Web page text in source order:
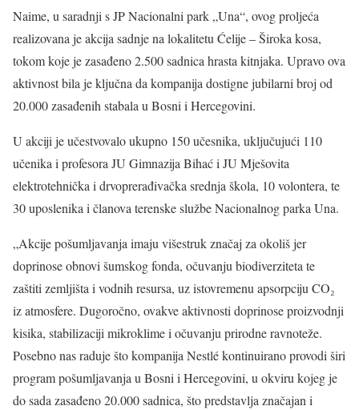
Naime, u saradnji s JP Nacionalni park „Una“, ovog proljeća
realizovana je akcija sadnje na lokalitetu Ćelije – Široka kosa,
tokom koje je zasađeno 2.500 sadnica hrasta kitnjaka. Upravo ova
aktivnost bila je ključna da kompanija dostigne jubilarni broj od
20.000 zasađenih stabala u Bosni i Hercegovini.
U akciji je učestvovalo ukupno 150 učesnika, uključujući 110
učenika i profesora JU Gimnazija Bihać i JU Mješovita
elektrotehnička i drvoprerađivačka srednja škola, 10 volontera, te
30 uposlenika i članova terenske službe Nacionalnog parka Una.
„Akcije pošumljavanja imaju višestruk značaj za okoliš jer
doprinose obnovi šumskog fonda, očuvanju biodiverziteta te
zaštiti zemljišta i vodnih resursa, uz istovremenu apsorpciju CO₂
iz atmosfere. Dugoročno, ovakve aktivnosti doprinose proizvodnji
kisika, stabilizaciji mikroklime i očuvanju prirodne ravnoteže.
Posebno nas raduje što kompanija Nestlé kontinuirano provodi širi
program pošumljavanja u Bosni i Hercegovini, u okviru kojeg je
do sada zasađeno 20.000 sadnica, što predstavlja značajan i